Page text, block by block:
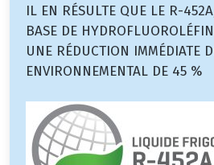
IL EN RÉSULTE QUE LE R-
BASE DE
UNE RÉDUCTION IMMÉDIATE
ENVIRONNEMENTAL DE 45 %